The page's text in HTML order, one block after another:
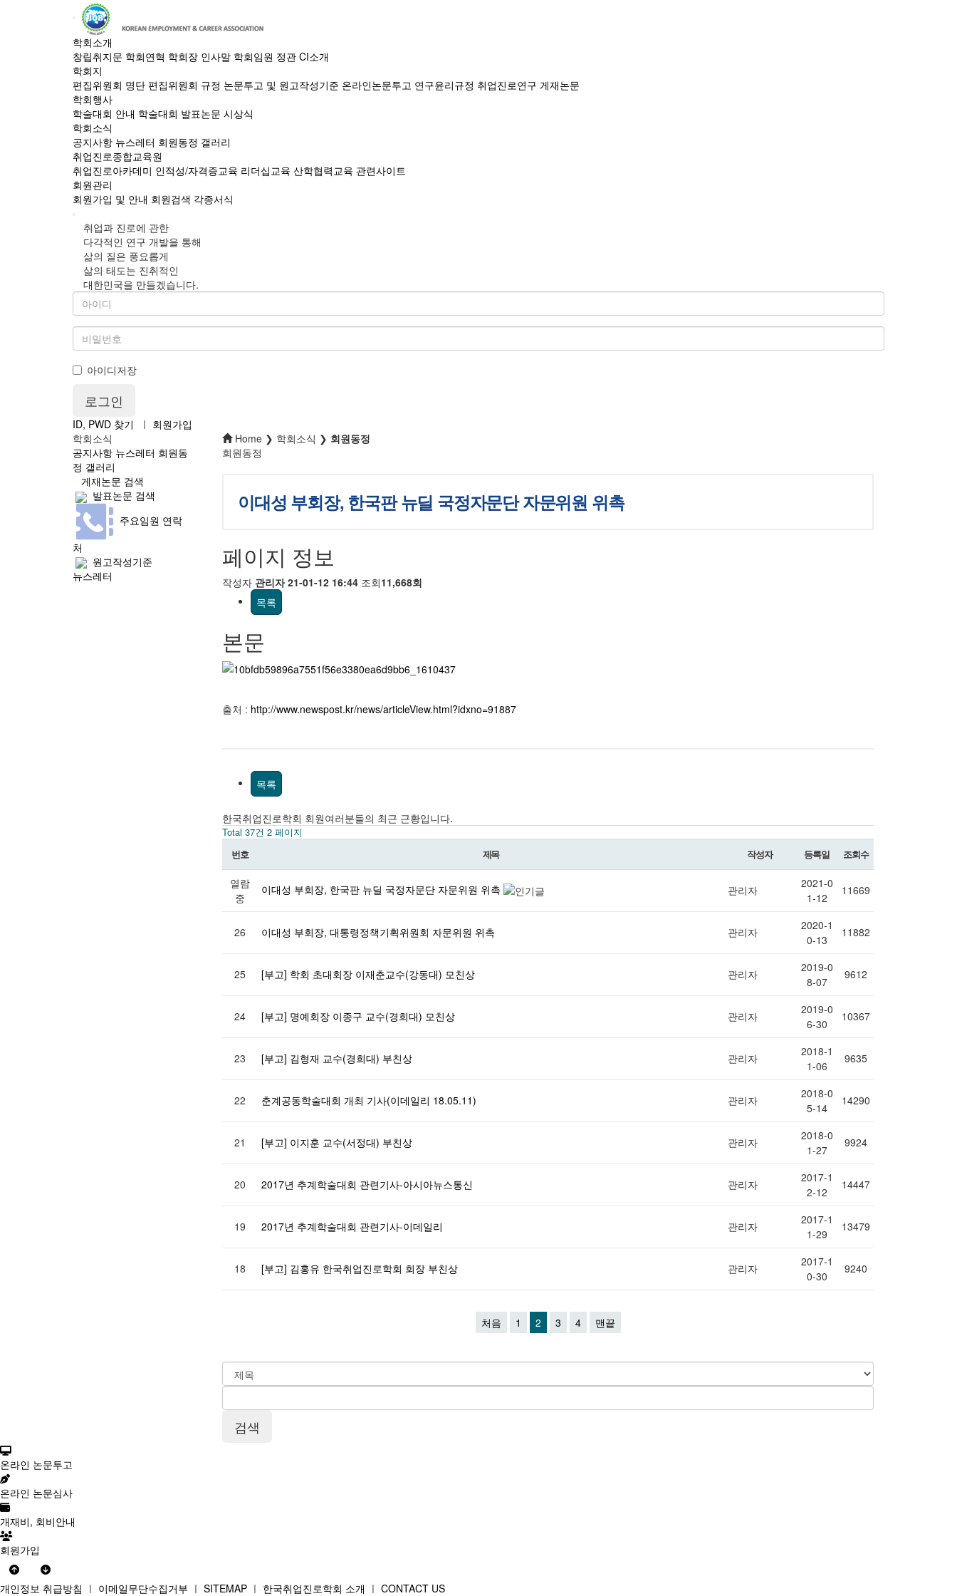
학회소개
창립취지문 학회연혁 학회장 인사말 학회임원 정관 CI소개
학회지
편집위원회 명단 편집위원회 규정 논문투고 및 원고작성기준 온라인논문투고 연구윤리규정 취업진로연구 게재논문
학회행사
학술대회 안내 학술대회 발표논문 시상식
학회소식
공지사항 뉴스레터 회원동정 갤러리
취업진로종합교육원
취업진로아카데미 인적성/자격증교육 리더십교육 산학협력교육 관련사이트
회원관리
회원가입 및 안내 회원검색 각종서식
취업과 진로에 관한
다각적인 연구 개발을 통해
삶의 질은 풍요롭게
삶의 태도는 진취적인
대한민국을 만들겠습니다.
아이디저장
ID, PWD 찾기 ㅣ 회원가입
학회소식
공지사항 뉴스레터 회원동
정 갤러리
게재논문 검색
발표논문 검색
주요임원 연락
처
원고작성기준
뉴스레터
Home ❯ 학회소식 ❯ 회원동정
회원동정
이대성 부회장, 한국판 뉴딜 국정자문단 자문위원 위촉
페이지 정보
작성자 관리자 21-01-12 16:44 조회11,668회
목록
본문
출처 : http://www.newspost.kr/news/articleView.html?idxno=91887
목록
한국취업진로학회 회원여러분들의 최근 근황입니다.
Total 37건 2 페이지
번호
제목 작성자 등록일 조회수
열람
중
이대성 부회장, 한국판 뉴딜 국정자문단 자문위원 위촉 관리자
2021-0
1-12
11669
26 이대성 부회장, 대통령정책기획위원회 자문위원 위촉 관리자
2020-1
0-13
11882
25 [부고] 학회 초대회장 이재춘교수(강동대) 모친상 관리자
2019-0
8-07
9612
24 [부고] 명예회장 이종구 교수(경희대) 모친상 관리자
2019-0
6-30
10367
23 [부고] 김형재 교수(경희대) 부친상 관리자
2018-1
1-06
9635
22 춘계공동학술대회 개최 기사(이데일리 18.05.11) 관리자
2018-0
5-14
14290
21 [부고] 이지훈 교수(서정대) 부친상 관리자
2018-0
1-27
9924
20 2017년 추계학술대회 관련기사-아시아뉴스통신 관리자
2017-1
2-12
14447
19 2017년 추계학술대회 관련기사-이데일리 관리자
2017-1
1-29
13479
18 [부고] 김홍유 한국취업진로학회 회장 부친상 관리자
2017-1
0-30
9240
처음 1 2 3 4 맨끝
온라인 논문투고
온라인 논문심사
개재비, 회비안내
회원가입
개인정보 취급방침 ㅣ 이메일무단수집거부 ㅣ SITEMAP ㅣ 한국취업진로학회 소개 ㅣ CONTACT US